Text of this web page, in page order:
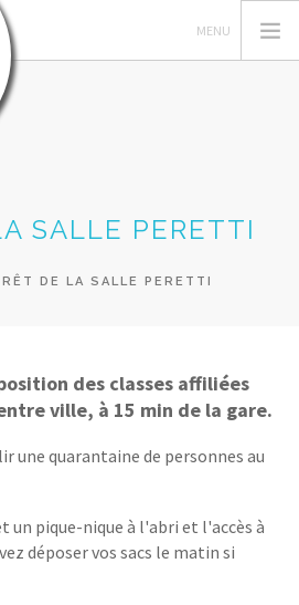
SALLE PERETTI
DE LA SALLE PERETTI
des classes affiliées
ville, à 15 min de la gare.
une quarantaine de personnes au
un pique-nique à l'abri et l'accès à
déposer vos sacs le matin si